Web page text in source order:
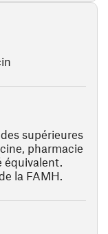
supérieures
pharmacie
équivalent.
la FAMH.